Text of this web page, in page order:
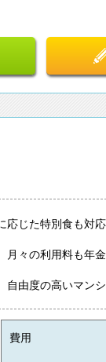
応じた特別食も対
月々の利用料も年
自由度の高いマン
費用